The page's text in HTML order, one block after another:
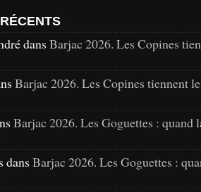
dans Barjac 2026. Les Copines
Barjac 2026. Les Copines tiennent
Barjac 2026. Les Goguettes : quand
dans Barjac 2026. Les Goguettes :